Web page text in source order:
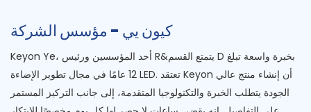
كيون يي - مؤسس الشركة
Keyon Ye، أحد المؤسسين ورئيس R&يتمتع القسم D بخبرة واسعة تبلغ
12 عامًا في مجال تطوير الإضاءة LED. تعتقد Keyon أن إنشاء منتج عالي
الجودة يتطلب الخبرة والتكنولوجيا المتقدمة، إلى جانب التركيز المستمر